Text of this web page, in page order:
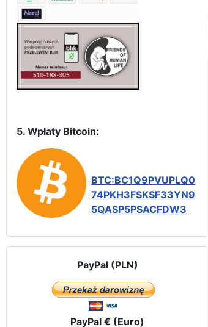
5. Wpłaty Bitcoin:
BTC:BC1Q9PVUPLQ0
74PKH3FSKSF33YN9
5QASP5PSACFDW3
PayPal (PLN)
PayPal € (Euro)